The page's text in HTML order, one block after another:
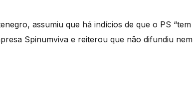
assumiu que há indícios de que o PS “tem
Spinumviva e reiterou que não difundiu nem